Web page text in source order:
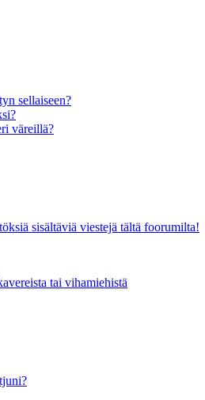
sellaiseen?
väreillä?
sisältäviä viestejä tältä foorumilta!
tai vihamiehistä